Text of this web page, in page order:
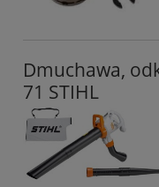
Dmuchawa,
71 STIHL